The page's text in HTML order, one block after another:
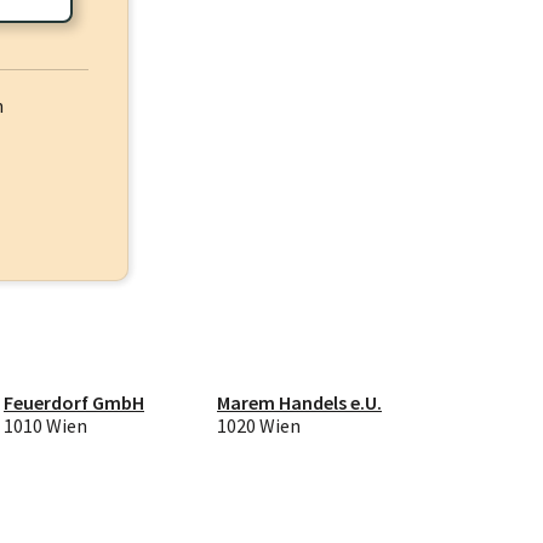
Feuerdorf GmbH
1010 Wien
Marem Handels e.U.
1020 Wien